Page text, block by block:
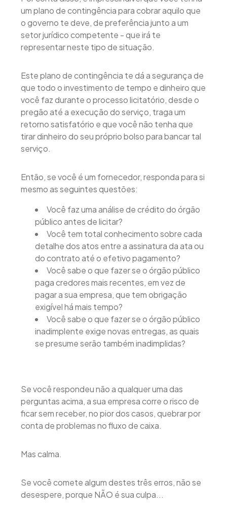
um plano de contingência para cobrar aquilo que
o governo te deve, de preferência junto a um
setor jurídico competente - que irá te
representar neste tipo de situação.
Este plano de contingência te dá a segurança de
que todo o investimento de tempo e dinheiro que
você faz durante o processo licitatório, desde o
pregão até a execução do serviço, traga um
retorno satisfatório e que você não tenha que
tirar dinheiro do seu próprio bolso para bancar tal
serviço.
Então, se você é um fornecedor, responda para si
mesmo as seguintes questões:
Você faz uma análise de crédito do órgão
público antes de licitar?
Você tem total conhecimento sobre cada
detalhe dos atos entre a assinatura da ata ou
do contrato até o efetivo pagamento?
Você sabe o que fazer se o órgão público
paga credores mais recentes, em vez de
pagar a sua empresa, que tem obrigação
exigível há mais tempo?
Você sabe o que fazer se o órgão público
inadimplente exige novas entregas, as quais
se presume serão também inadimplidas?
Se você respondeu não a qualquer uma das
perguntas acima, a sua empresa corre o risco de
ficar sem receber, no pior dos casos, quebrar por
conta de problemas no fluxo de caixa.
Mas calma.
Se você comete algum destes três erros, não se
desespere, porque NÃO é sua culpa...